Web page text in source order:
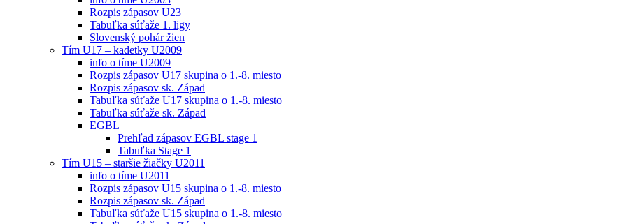
Rozpis zápasov U23
Tabuľka súťaže 1. ligy
Slovenský pohár žien
Tím U17 – kadetky U2009
info o tíme U2009
Rozpis zápasov U17 skupina o 1.-8. miesto
Rozpis zápasov sk. Západ
Tabuľka súťaže U17 skupina o 1.-8. miesto
Tabuľka súťaže sk. Západ
EGBL
Prehľad zápasov EGBL stage 1
Tabuľka Stage 1
Tím U15 – staršie žiačky U2011
info o tíme U2011
Rozpis zápasov U15 skupina o 1.-8. miesto
Rozpis zápasov sk. Západ
Tabuľka súťaže U15 skupina o 1.-8. miesto